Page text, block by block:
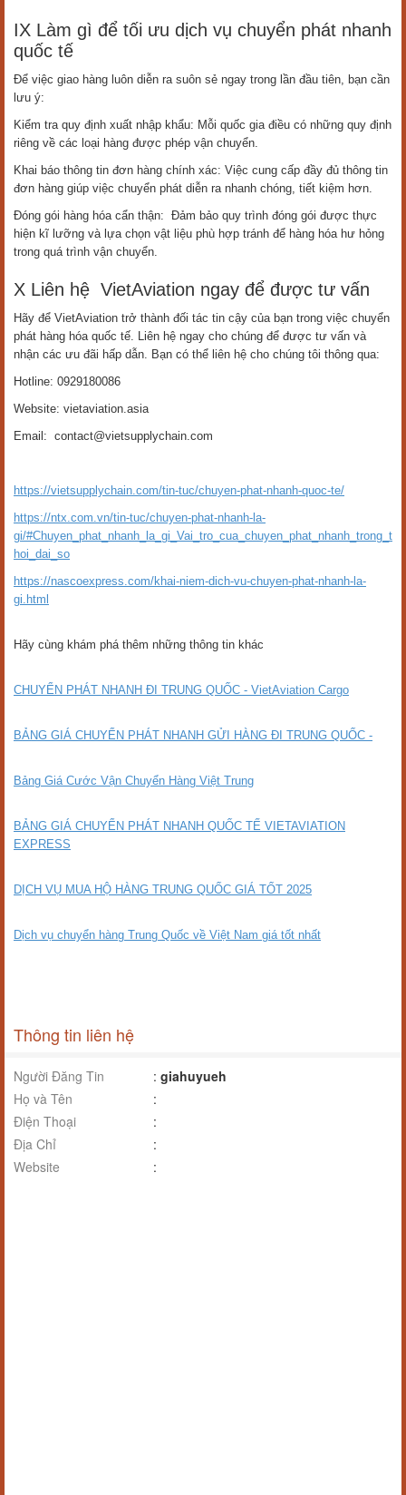
IX Làm gì để tối ưu dịch vụ chuyển phát nhanh
quốc tế
Để việc giao hàng luôn diễn ra suôn sẻ ngay trong lần đầu tiên, bạn cần
lưu ý:
Kiểm tra quy định xuất nhập khẩu: Mỗi quốc gia điều có những quy định
riêng về các loại hàng được phép vận chuyển.
Khai báo thông tin đơn hàng chính xác: Việc cung cấp đầy đủ thông tin
đơn hàng giúp việc chuyển phát diễn ra nhanh chóng, tiết kiệm hơn.
Đóng gói hàng hóa cẩn thận: Đảm bảo quy trình đóng gói được thực
hiện kĩ lưỡng và lựa chọn vật liệu phù hợp tránh để hàng hóa hư hỏng
trong quá trình vận chuyển.
X Liên hệ VietAviation ngay để được tư vấn
Hãy để VietAviation trở thành đối tác tin cậy của bạn trong việc chuyển
phát hàng hóa quốc tế. Liên hệ ngay cho chúng để được tư vấn và
nhận các ưu đãi hấp dẫn. Bạn có thể liên hệ cho chúng tôi thông qua:
Hotline: 0929180086
Website: vietaviation.asia
Email: contact@vietsupplychain.com
https://vietsupplychain.com/tin-tuc/chuyen-phat-nhanh-quoc-te/
https://ntx.com.vn/tin-tuc/chuyen-phat-nhanh-la-
gi/#Chuyen_phat_nhanh_la_gi_Vai_tro_cua_chuyen_phat_nhanh_trong_t
hoi_dai_so
https://nascoexpress.com/khai-niem-dich-vu-chuyen-phat-nhanh-la-
gi.html
Hãy cùng khám phá thêm những thông tin khác
CHUYỂN PHÁT NHANH ĐI TRUNG QUỐC - VietAviation Cargo
BẢNG GIÁ CHUYỂN PHÁT NHANH GỬI HÀNG ĐI TRUNG QUỐC -
Bảng Giá Cước Vận Chuyển Hàng Việt Trung
BẢNG GIÁ CHUYỂN PHÁT NHANH QUỐC TẾ VIETAVIATION
EXPRESS
DỊCH VỤ MUA HỘ HÀNG TRUNG QUỐC GIÁ TỐT 2025
Dịch vụ chuyển hàng Trung Quốc về Việt Nam giá tốt nhất
Thông tin liên hệ
Người Đăng Tin : giahuyueh
Họ và Tên
:
Điện Thoại
:
Địa Chỉ
:
Website
: